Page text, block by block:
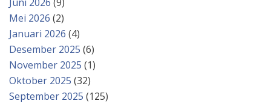
Mei 2026 (2)
Januari 2026 (4)
Desember 2025 (6)
November 2025 (1)
Oktober 2025 (32)
September 2025 (125)